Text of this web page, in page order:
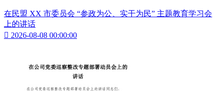
在民盟 XX 市委员会 “参政为公、实干为民” 主题教育学习会
上的讲话
 2026-08-08 00:00:00